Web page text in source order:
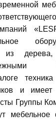
из дерева,
и
Группы
мебельное